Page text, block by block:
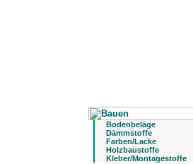
Bodenbeläge
Dämmstoffe
Farben/Lacke
Holzbaustoffe
Kleber/Montagestoffe